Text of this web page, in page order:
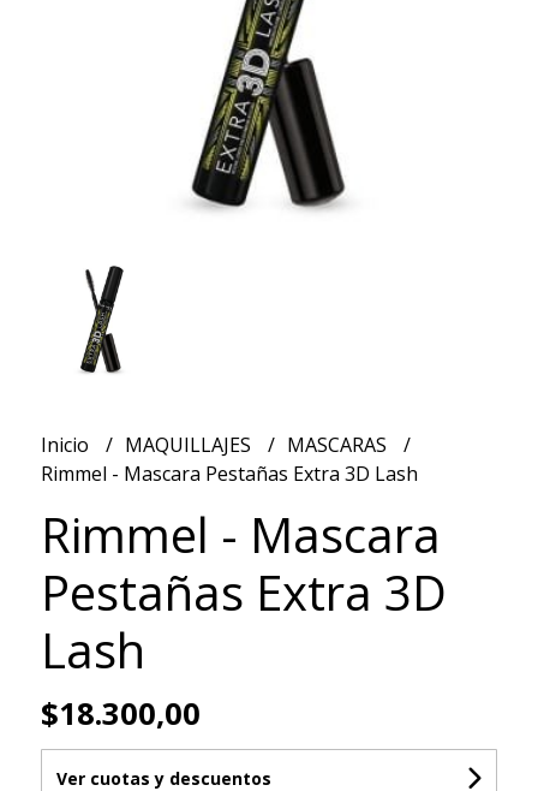
Inicio MAQUILLAJES
MASCARAS
Rimmel - Mascara Pestañas Extra 3D Lash
Rimmel - Mascara
Pestañas Extra 3D
Lash
$18.300,00
Ver cuotas y descuentos